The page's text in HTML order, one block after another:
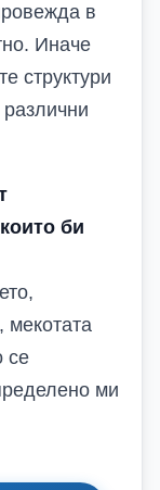
в
Иначе
структури
би
мекотата
се
ми